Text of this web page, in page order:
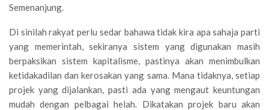
Semenanjung.
Di sinilah rakyat perlu sedar bahawa tidak kira apa sahaja parti
yang memerintah, sekiranya sistem yang digunakan masih
berpaksikan sistem kapitalisme, pastinya akan menimbulkan
ketidakadilan dan kerosakan yang sama. Mana tidaknya, setiap
projek yang dijalankan, pasti ada yang mengaut keuntungan
mudah dengan pelbagai helah. Dikatakan projek baru akan